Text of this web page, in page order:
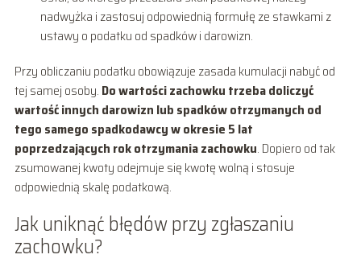
nadwyżka i zastosuj odpowiednią formułę ze stawkami z
ustawy o podatku od spadków i darowizn.
Przy obliczaniu podatku obowiązuje zasada kumulacji nabyć od
tej samej osoby. Do wartości zachowku trzeba doliczyć
wartość innych darowizn lub spadków otrzymanych od
tego samego spadkodawcy w okresie 5 lat
poprzedzających rok otrzymania zachowku. Dopiero od tak
zsumowanej kwoty odejmuje się kwotę wolną i stosuje
odpowiednią skalę podatkową.
Jak uniknąć błędów przy zgłaszaniu
zachowku?